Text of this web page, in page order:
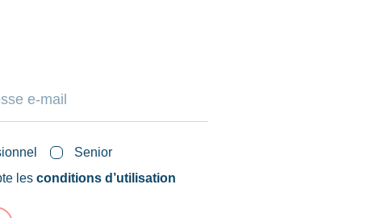
Senior
lesconditions d’utilisation